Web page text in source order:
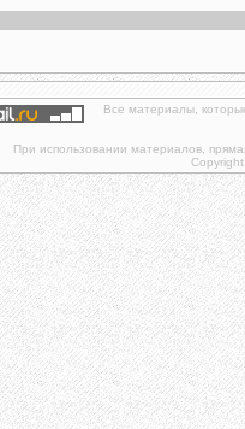
Все материалы,
При использовании материалов,